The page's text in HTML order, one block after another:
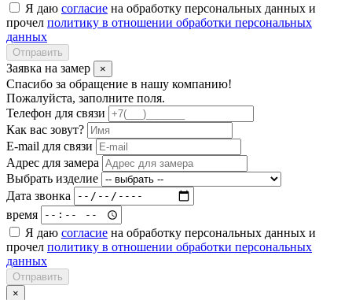
Я даю согласие на обработку персональных данных и
прочел политику в отношении обработки персональных
данных
Отправить
Заявка на замер ×
Спасибо за обращение в нашу компанию!
Пожалуйста, заполните поля.
Телефон для связи
Как вас зовут?
E-mail для связи
Адрес для замера
Выбрать изделие
Дата звонка
время
Я даю согласие на обработку персональных данных и
прочел политику в отношении обработки персональных
данных
Отправить
×